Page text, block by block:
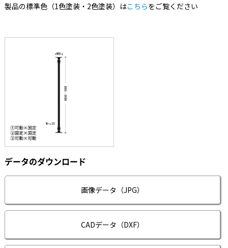
製品の標準色（1色塗装・2色塗装）はこちらをご覧ください
データのダウンロード
画像データ（JPG）
CADデータ（DXF）